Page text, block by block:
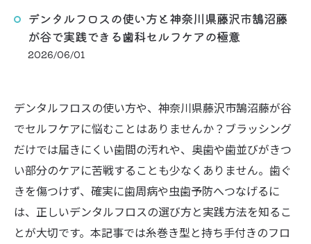
デンタルフロスの使い方と神奈川県藤沢市鵠沼藤
が谷で実践できる歯科セルフケアの極意
2026/06/01
デンタルフロスの使い方や、神奈川県藤沢市鵠沼藤が谷
でセルフケアに悩むことはありませんか？ブラッシング
だけでは届きにくい歯間の汚れや、奥歯や歯並びがきつ
い部分のケアに苦戦することも少なくありません。歯ぐ
きを傷つけず、確実に歯周病や虫歯予防へつなげるに
は、正しいデンタルフロスの選び方と実践方法を知るこ
とが大切です。本記事では糸巻き型と持ち手付きのフロ